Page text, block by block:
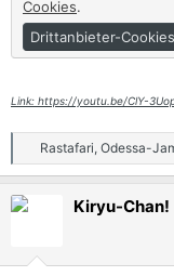
Cookies.
Drittanbieter-
Link: https://youtu.be/ClY-
e
k
Rastafari, Odessa-
Kiryu-Chan!